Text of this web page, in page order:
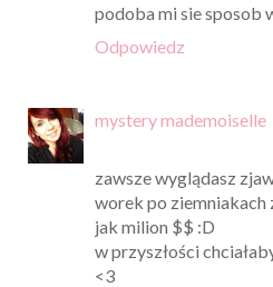
podoba mi sie sposob
Odpowiedz
mystery mademoiselle
zawsze wyglądasz
worek po ziemniakach
jak milion $$ :D
w przyszłości
<3